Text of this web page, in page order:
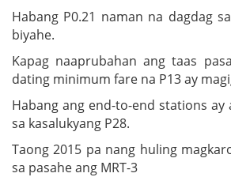
Habang P0.21 naman na dagdag
biyahe.
Kapag naaprubahan ang taas
dating minimum fare na P13 ay
Habang ang end-to-end stations ay
sa kasalukyang P28.
Taong 2015 pa nang huling
sa pasahe ang MRT-3